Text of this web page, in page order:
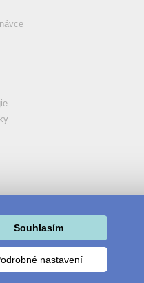
Souhlasím
nastavení